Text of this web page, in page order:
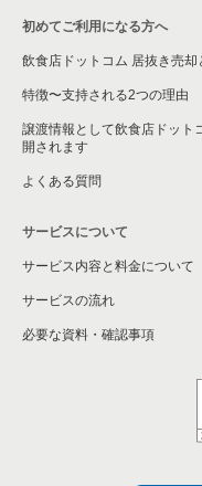
初めてご利用になる方へ
飲食店ドットコム 居抜き売却
特徴〜支持される2つの理由
譲渡情報として飲食店ドット
開されます
よくある質問
サービスについて
サービス内容と料金について
サービスの流れ
必要な資料・確認事項